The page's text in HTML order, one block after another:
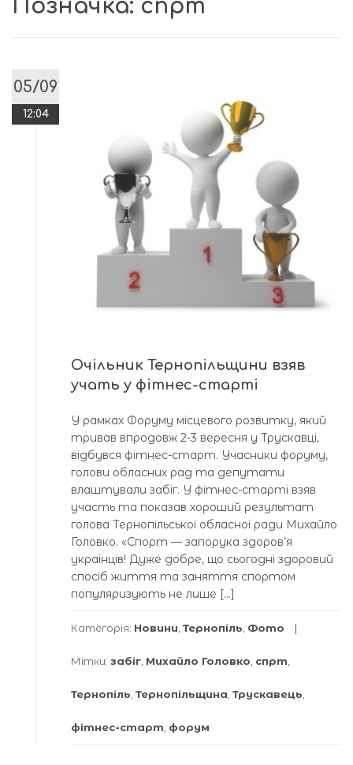
Позначка: спрт
05/09
12:04
Очільник Тернопільщини взяв
учать у фітнес-старті
У рамках Форуму місцевого розвитку, який
тривав впродовж 2-3 вересня у Трускавці,
відбувся фітнес-старт. Учасники форуму,
голови обласних рад та депутати
влаштували забіг. У фітнес-старті взяв
участь та показав хороший результат
голова Тернопільської обласної ради Михайло
Головко. «Спорт — запорука здоров’я
українців! Дуже добре, що сьогодні здоровий
спосіб життя та заняття спортом
популяризують не лише […]
Категорія: Новини Тернопіль Фото
Мітки: забіг Михайло Головко спрт
Тернопіль Тернопільщина Трускавець
фітнес-старт форум